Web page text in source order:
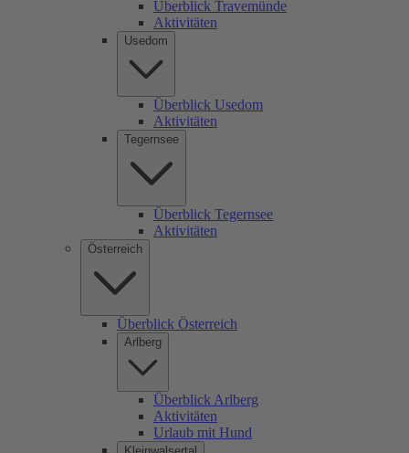
Überblick Travemünde
Aktivitäten
Usedom
Überblick Usedom
Aktivitäten
Tegernsee
Überblick Tegernsee
Aktivitäten
Österreich
Überblick Österreich
Arlberg
Überblick Arlberg
Aktivitäten
Urlaub mit Hund